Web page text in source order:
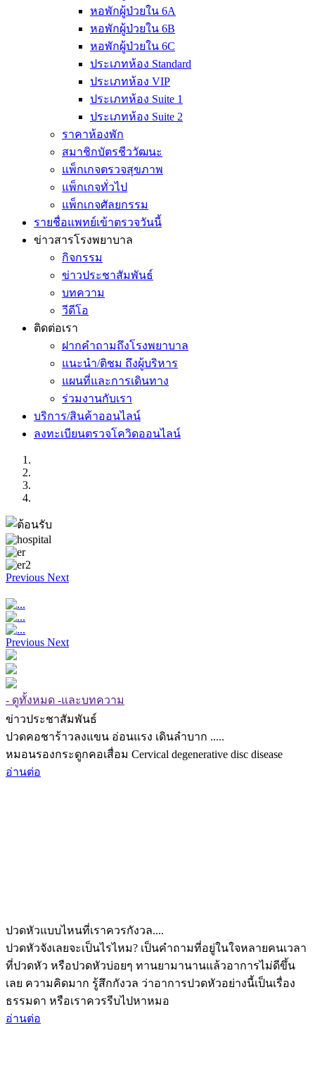
หอพักผู้ป่วยใน 6A
หอพักผู้ป่วยใน 6B
หอพักผู้ป่วยใน 6C
ประเภทห้อง Standard
ประเภทห้อง VIP
ประเภทห้อง Suite 1
ประเภทห้อง Suite 2
ราคาห้องพัก
สมาชิกบัตรชีววัฒนะ
แพ็กเกจตรวจสุขภาพ
แพ็กเกจทั่วไป
แพ็กเกจศัลยกรรม
รายชื่อแพทย์เข้าตรวจวันนี้
ข่าวสารโรงพยาบาล
กิจกรรม
ข่าวประชาสัมพันธ์
บทความ
วีดีโอ
ติดต่อเรา
ฝากคำถามถึงโรงพยาบาล
แนะนำ/ติชม ถึงผู้บริหาร
แผนที่และการเดินทาง
ร่วมงานกับเรา
บริการ/สินค้าออนไลน์
ลงทะเบียนตรวจโควิดออนไลน์
Previous Next
Previous Next
- ดูทั้งหมด -และบทความ
ข่าวประชาสัมพันธ์
ปวดคอชาร้าวลงแขน อ่อนแรง เดินลำบาก .....
หมอนรองกระดูกคอเสื่อม Cervical degenerative disc disease
อ่านต่อ
ปวดหัวแบบไหนที่เราควรกังวล....
ปวดหัวจังเลยจะเป็นไรไหม? เป็นคำถามที่อยู่ในใจหลายคนเวลา
ที่ปวดหัว หรือปวดหัวบ่อยๆ ทานยามานานแล้วอาการไม่ดีขึ้น
เลย ความคิดมาก รู้สึกกังวล ว่าอาการปวดหัวอย่างนี้เป็นเรื่อง
ธรรมดา หรือเราควรรีบไปหาหมอ
อ่านต่อ